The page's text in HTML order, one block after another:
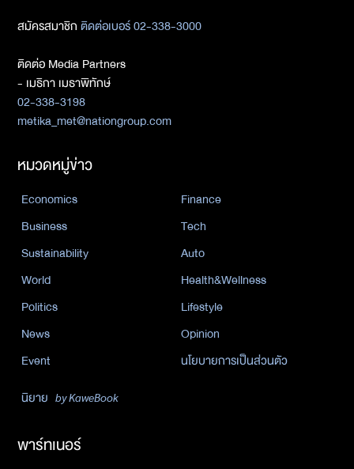
สมัครสมาชิกติดต่อเบอร์ 02-338-3000
ติดต่อ Media Partners
- เมธิกา เมธาพิทักษ์
02-338-3198
metika_met@nationgroup.com
หมวดหมู่ข่าว
Economics
Finance
Business
Tech
Sustainability
Auto
World
Health&Wellness
Politics
Lifestyle
News
Opinion
Event
นโยบายการเป็นส่วนตัว
นิยาย by KaweBook
พาร์ทเนอร์